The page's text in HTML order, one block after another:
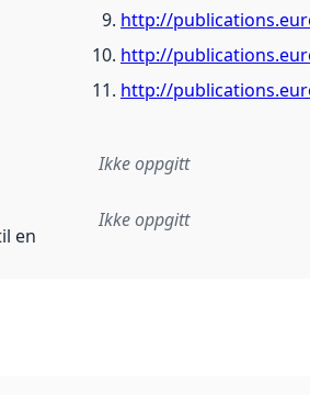
http://
http://
http://
Ikke oppgitt
en implementasjonsregel eller
Ikke oppgitt